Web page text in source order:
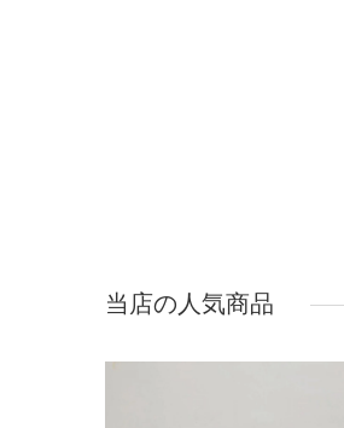
当店の人気商品